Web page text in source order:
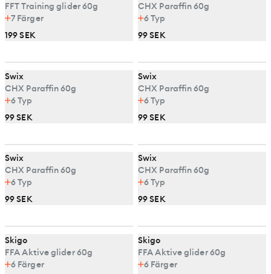
FFT Training glider 60g
7 Färger
199 SEK
CHX Paraffin 60g
6Typ
99 SEK
Swix
CHX Paraffin 60g
6Typ
99 SEK
Swix
CHX Paraffin 60g
6Typ
99 SEK
Swix
CHX Paraffin 60g
6Typ
99 SEK
Swix
CHX Paraffin 60g
6Typ
99 SEK
Skigo
FFA Aktive glider 60g
6 Färger
Skigo
FFA Aktive glider 60g
6 Färger